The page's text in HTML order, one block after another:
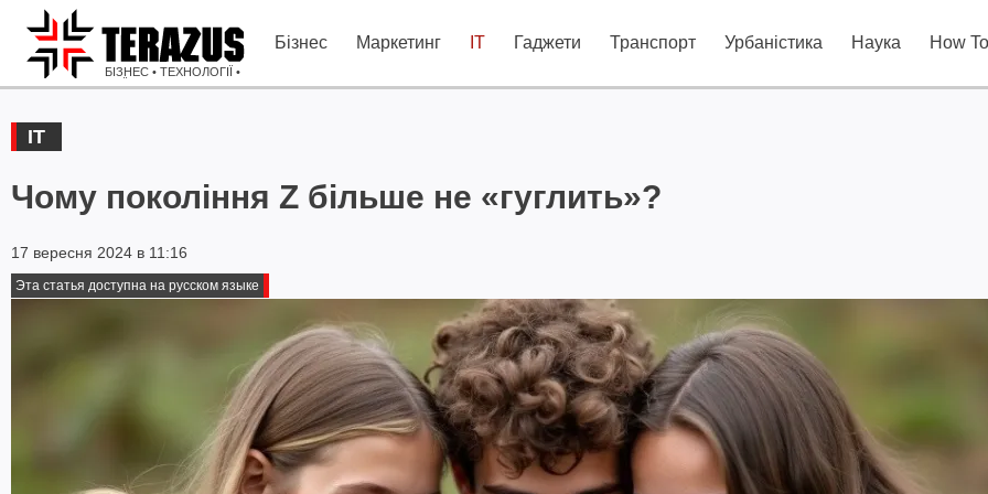
БІЗНЕС • ТЕХНОЛОГІЇ •
ІДЕЇ
Бізнес Маркетинг IT Гаджети Транспорт Урбаністика Наука How To
IT
Чому покоління Z більше не «гуглить»?
17 вересня 2024 в 11:16
Эта статья доступна на русском языке